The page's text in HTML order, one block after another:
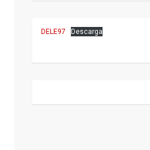
DELE97 Descarga